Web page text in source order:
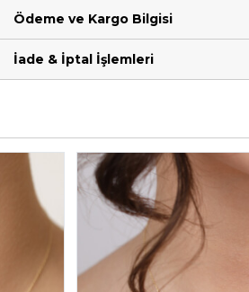
Ödeme ve Kargo Bilgisi
İade & İptal İşlemleri